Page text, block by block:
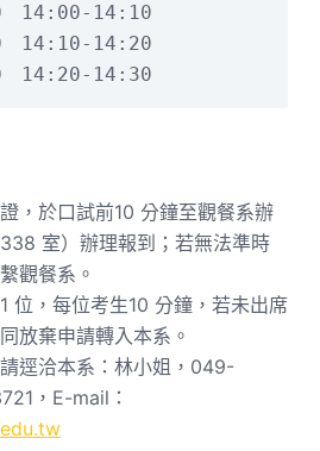
　14:00-14:10
　14:10-14:20
　14:20-14:30
，於口試前10 分鐘至觀餐系辦
室）辦理報到；若無法準時
觀餐系。
位，每位考生10 分鐘，若未出席
放棄申請轉入本系。
逕洽本系：林小姐，049-
，E-mail：